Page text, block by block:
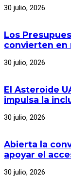
30 julio, 2026
Los
convierten en
30 julio, 2026
El Asteroide
impulsa la
30 julio, 2026
Abierta la
apoyar el
30 julio, 2026